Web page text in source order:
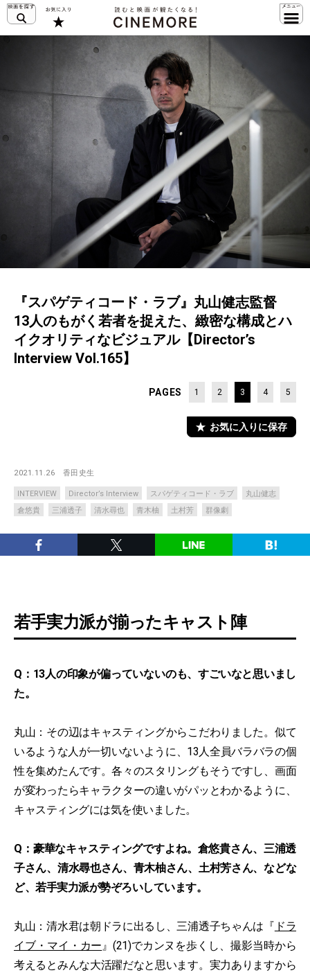
『スパゲティコード・ラブ』丸山健志監督
13人のもがく若者を捉えた、緻密な構成とハ
イクオリティなビジュアル【Director’s
Interview Vol.165】
PAGES 1 2 3 4 5
お気に入りに保存
2021.11.26 香田史生
INTERVIEW Director’s Interview スパゲティコード・ラブ
丸山健志
倉悠貴
三浦透子 清水尋也 青木柚 土村芳 群像劇
若手実力派が揃ったキャスト陣
Q：13人の印象が偏っていないのも、すごいなと思いまし
た。
丸山：その辺はキャスティングからこだわりました。似て
いるような人が一切いないように、13人全員バラバラの個
性を集めたんです。各々のスタリングもそうですし、画面
が変わったらキャラクターの違いがパッとわかるように、
キャスティングには気を使いました。
Q：豪華なキャスティングですよね。倉悠貴さん、三浦透
子さん、清水尋也さん、青木柚さん、土村芳さん、などな
ど、若手実力派が勢ぞろいしています。
丸山：清水君は朝ドラに出るし、三浦透子ちゃんは『 ドラ
イブ・マイ・カー』(21)でカンヌを歩くし、撮影当時から
考えるとみんな大活躍だなと思います。実力ありますから